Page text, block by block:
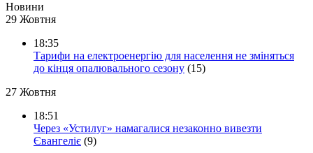
Новини
29 Жовтня
18:35
Тарифи на електроенергію для населення не зміняться
до кінця опалювального сезону (15)
27 Жовтня
18:51
Через «Устилуг» намагалися незаконно вивезти
Євангеліє (9)